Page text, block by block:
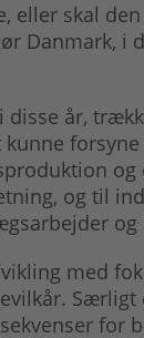
eller skal
Danmark, i
disse år,
og til
med
for